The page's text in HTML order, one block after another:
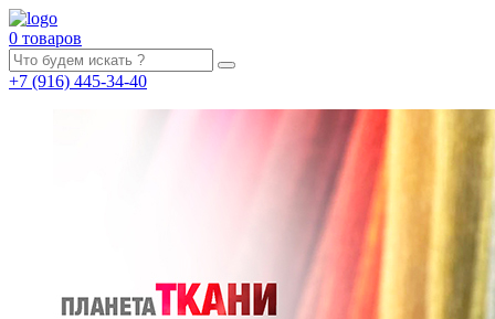
0 товаров
+7 (916) 445-34-40